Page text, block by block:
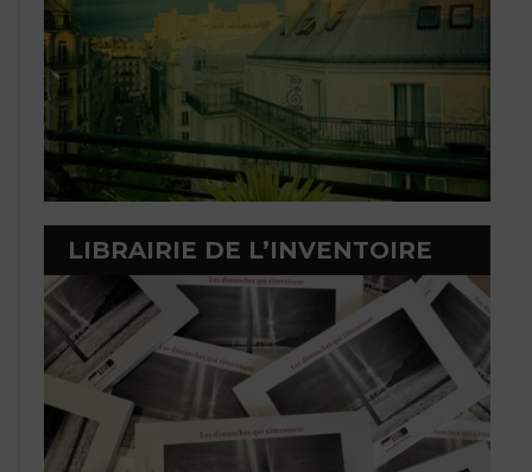
LIBRAIRIE DE L’INVENTOIRE